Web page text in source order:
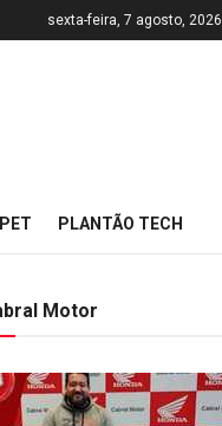
sexta-feira, 7 agosto, 2026
PLANTÃO TECH
Motor